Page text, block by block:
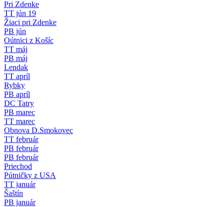
Pri Zdenke
TT jún 19
Žiaci pri Zdenke
PB jún
Oútnici z Košíc
TT máj
PB máj
Lendak
TT apríl
Rybky
PB apríl
DC Tatry
PB marec
TT marec
Obnova D.Smokovec
TT február
PB február
PB február
Priechod
Pútničky z USA
TT január
Šaštín
PB január